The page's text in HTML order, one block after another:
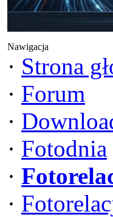
Nawigacja
· Strona
· Forum
·
· Fotodnia
·
·